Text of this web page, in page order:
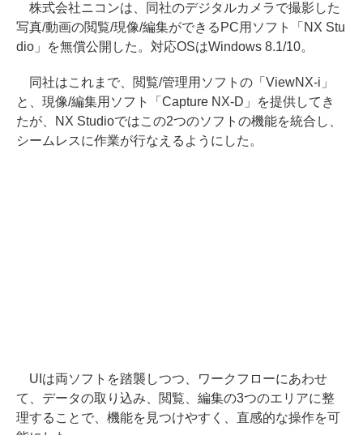
株式会社ニコンは、同社のデジタルカメラで撮影した
写真/動画の閲覧/現像/編集ができるPC用ソフト「NX Stu
dio」を無償公開した。対応OSはWindows 8.1/10。
同社はこれまで、閲覧/管理用ソフトの「ViewNX-i」
と、現像/編集用ソフト「Capture NX-D」を提供してき
たが、NX Studioではこの2つのソフトの機能を統合し、
シームレスに作業が行なえるようにした。
UIは両ソフトを踏襲しつつ、ワークフローにあわせ
て、データの取り込み、閲覧、編集の3つのエリアに整
理することで、機能を見つけやすく、直感的な操作を可